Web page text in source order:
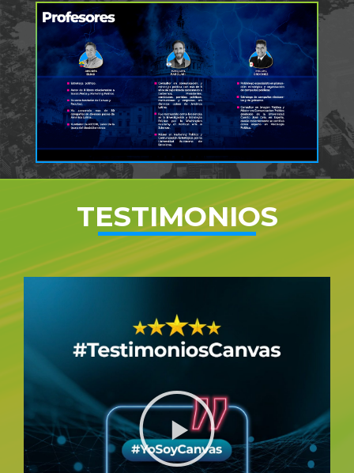
TESTIMONIOS